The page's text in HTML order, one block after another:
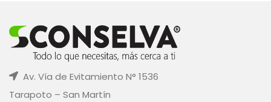
Av. Vía de Evitamiento N° 1536
Tarapoto – San Martín